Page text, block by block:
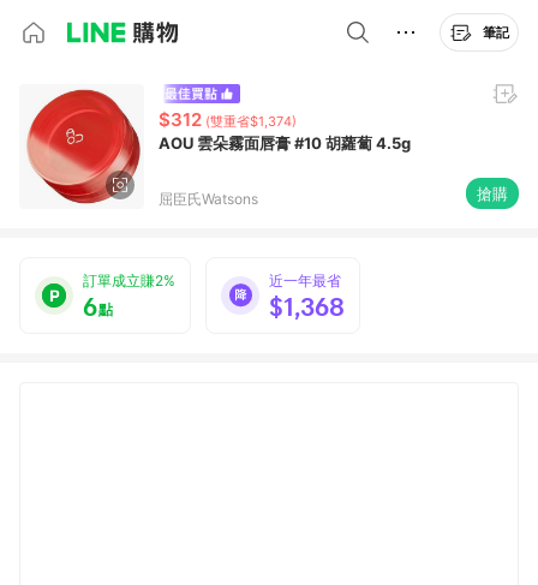
筆記
$312 (雙重省$1,374)
AOU 雲朵霧面唇膏 #10 胡蘿蔔 4.5g
屈臣氏Watsons 搶購
訂單成立賺2%
6點
近一年最省
$1,368